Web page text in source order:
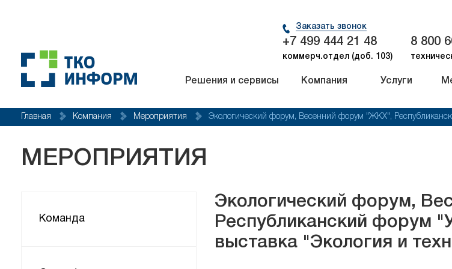
Решения и сервисы Компания Услуги
Заказать звонок
+7 499 444 21 48
коммерч.отдел (доб. 103)
8 800
Главная Компания Мероприятия Экологический форум, Весенний форум "ЖКХ",
МЕРОПРИЯТИЯ
Команда
Экологический форум,
Республиканский форум
выставка "Экология и